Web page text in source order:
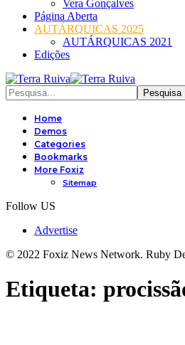
Vera Gonçalves
Página Aberta
AUTÁRQUICAS 2025
AUTÁRQUICAS 2021
Edições
Home
Demos
Categories
Bookmarks
More Foxiz
Sitemap
Follow US
Advertise
© 2022 Foxiz News Network. Ruby
Etiqueta: